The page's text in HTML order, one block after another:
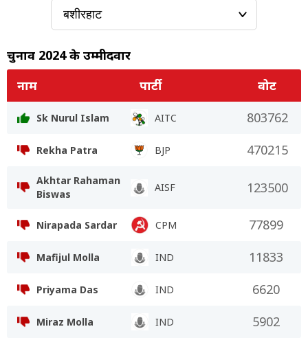
चुनाव 2024 के उम्मीदवार
नाम
पार्टी वोट
Sk Nurul Islam AITC 803762
Rekha Patra BJP 470215
Akhtar Rahaman
Biswas
AISF 123500
Nirapada Sardar CPM 77899
Mafijul Molla IND 11833
Priyama Das IND 6620
Miraz Molla IND 5902